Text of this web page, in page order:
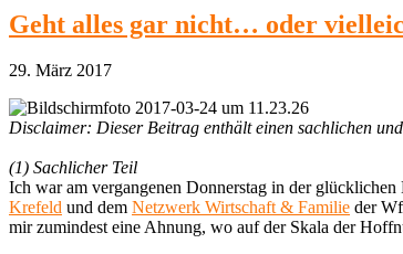
Geht alles gar nicht… oder
29. März 2017
Disclaimer: Dieser Beitrag enthält einen sachlichen
(1) Sachlicher Teil
Ich war am vergangenen Donnerstag in der
Krefeld und dem Netzwerk Wirtschaft & Familie der
mir zumindest eine Ahnung, wo auf der Skala der